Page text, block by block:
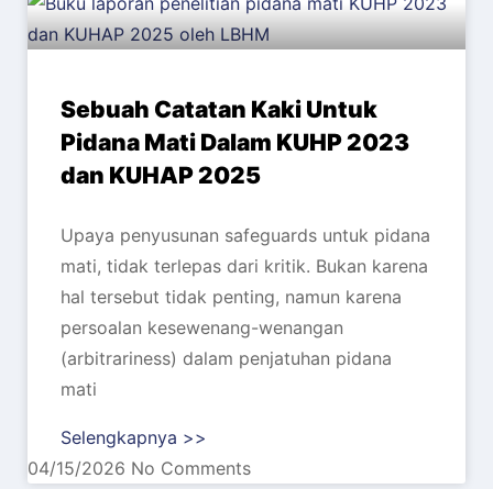
Sebuah Catatan Kaki Untuk
Pidana Mati Dalam KUHP 2023
dan KUHAP 2025
Upaya penyusunan safeguards untuk pidana
mati, tidak terlepas dari kritik. Bukan karena
hal tersebut tidak penting, namun karena
persoalan kesewenang-wenangan
(arbitrariness) dalam penjatuhan pidana
mati
Selengkapnya >>
04/15/2026 No Comments